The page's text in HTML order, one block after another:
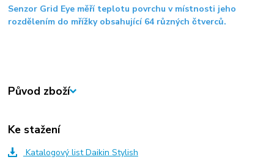
Senzor Grid Eye měří teplotu povrchu v místnosti jeho
rozdělením do mřížky obsahující 64 různých čtverců.
Původ zboží
Ke stažení
Katalogový list Daikin Stylish